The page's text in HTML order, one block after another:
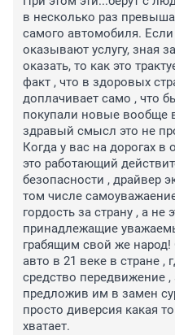
в несколько раз
самого автомобиля. Если
оказывают услугу, зная
оказать, то как это
факт , что в здоровых
доплачивает само , что
покупали новые вообще
здравый смысл это не
Когда у вас на дорогах
это работающий
безопасности ,
том числе
гордость за страну , а
принадлежащие
грабящим свой же
авто в 21 веке в стране ,
средство передвижение
предложив им в замен
просто диверсия какая
хватает.